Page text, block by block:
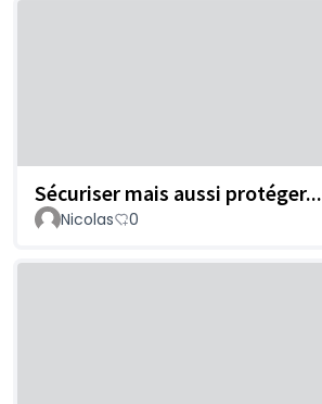
Sécuriser mais aussi protéger...
Nicolas 0